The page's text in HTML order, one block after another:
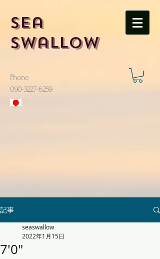
Sea
Swallow
Phone
​090-3227-6259
記事
7'0"
seaswallow
2022年1月15日